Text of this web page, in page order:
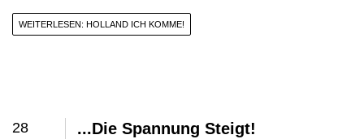
WEITERLESEN: HOLLAND ICH KOMME!
28 ...die Spannung Steigt!